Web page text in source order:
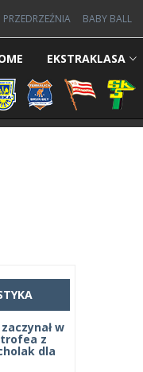
PRZEDRZEŹNIA BABY BALL
EKSTRAKLASA
w
z
dla